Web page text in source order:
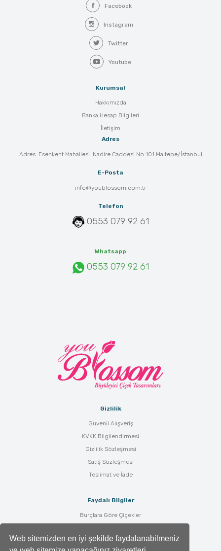
Web sitemizden en iyi şekilde faydalanabilmeniz
Facebook
Instagram
Twitter
Youtube
Kurumsal
Hakkımızda
Banka Hesap Bilgileri
İletişim
Adres
Adres: Esenkent Mahallesi. Nadire Caddesi No:101 Maltepe/İstanbul
E-Posta
info@youblossom.com.tr
Telefon
0553 079 92 61
Whatsapp
0553 079 92 61
Gizlilik
Güvenli Alışveriş
KVKK Bilgilendirmesi
Gizlilik Sözleşmesi
Satış Sözleşmesi
Teslimat ve İade
Faydalı Bilgiler
Burçlara Göre Çiçekler
Çiçek Anlamları